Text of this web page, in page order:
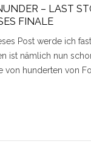
– LAST
FINALE
Post werde ich
ist nämlich nun
von hunderten von